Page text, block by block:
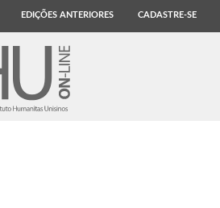
EDIÇÕES ANTERIORES CADASTRE-SE